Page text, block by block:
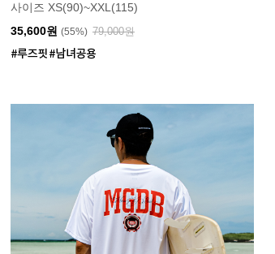
사이즈 XS(90)~XXL(115)
35,600원 (55%) 79,000원